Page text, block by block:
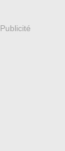
Publicité